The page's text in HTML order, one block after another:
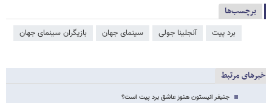
برچسب‌ها
برد پیت آنجلینا جولی سینمای جهان بازیگران سینمای جهان
خبرهای مرتبط
جنیفر انیستون هنوز عاشق برد پیت است؟